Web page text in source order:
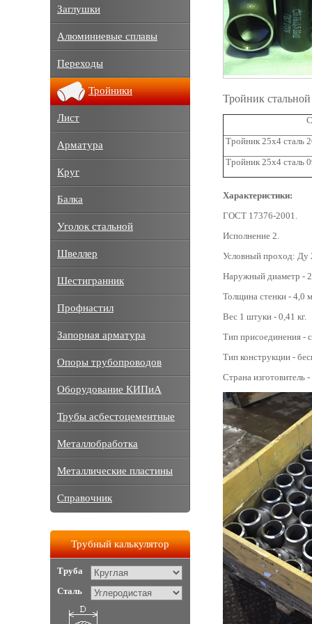
Тройник
Тройник 25x4 сталь
Тройник 25x4 сталь
Характеристики:
ГОСТ 17376-2001.
Исполнение 2.
Условный проход: Ду
Наружный диаметр -
Толщина стенки - 4,0
Вес 1 штуки - 0,41 кг.
Тип присоединения -
Тип конструкции -
Страна изготовитель
Заглушки
Алюминиевые сплавы
Переходы
Тройники
Лист
Арматура
Круг
Балка
Уголок стальной
Швеллер
Шестигранник
Профнастил
Запорная арматура
Опоры трубопроводов
Оборудование КИПиА
Трубы асбестоцементные
Металлобработка
Металлические пластины
Справочник
Трубный калькулятор
Труба
Сталь